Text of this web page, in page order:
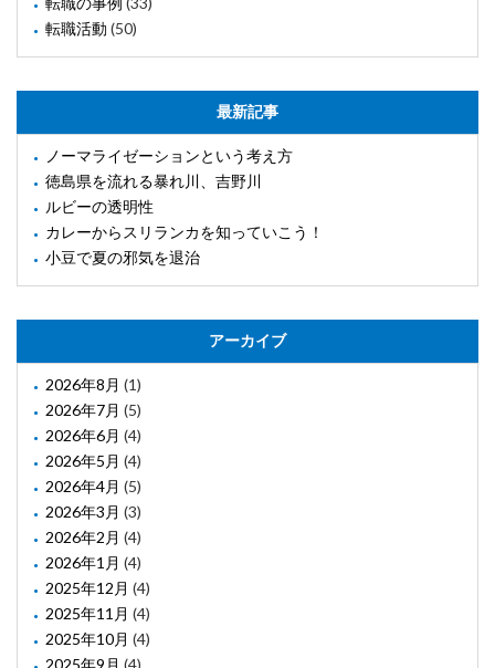
転職活動 (50)
最新記事
ノーマライゼーションという考え方
徳島県を流れる暴れ川、吉野川
ルビーの透明性
カレーからスリランカを知っていこう！
小豆で夏の邪気を退治
アーカイブ
2026年8月 (1)
2026年7月 (5)
2026年6月 (4)
2026年5月 (4)
2026年4月 (5)
2026年3月 (3)
2026年2月 (4)
2026年1月 (4)
2025年12月 (4)
2025年11月 (4)
2025年10月 (4)
2025年9月 (4)